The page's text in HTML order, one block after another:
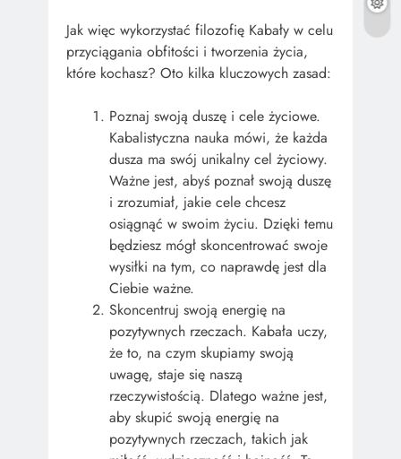
Jak więc wykorzystać filozofię Kabały w celu
przyciągania obfitości i tworzenia życia,
które kochasz? Oto kilka kluczowych zasad:
Poznaj swoją duszę i cele życiowe.
Kabalistyczna nauka mówi, że każda
dusza ma swój unikalny cel życiowy.
Ważne jest, abyś poznał swoją duszę
i zrozumiał, jakie cele chcesz
osiągnąć w swoim życiu. Dzięki temu
będziesz mógł skoncentrować swoje
wysiłki na tym, co naprawdę jest dla
Ciebie ważne.
Skoncentruj swoją energię na
pozytywnych rzeczach. Kabała uczy,
że to, na czym skupiamy swoją
uwagę, staje się naszą
rzeczywistością. Dlatego ważne jest,
aby skupić swoją energię na
pozytywnych rzeczach, takich jak